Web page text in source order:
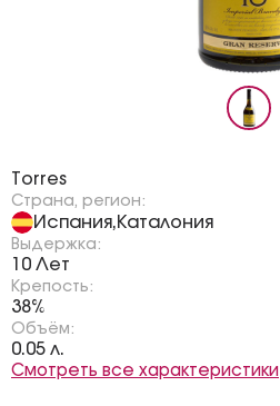
Torres
Страна, регион:
Испания,Каталония
Выдержка:
10 Лет
Крепость:
38%
Объём:
0.05 л.
Смотреть все характеристики